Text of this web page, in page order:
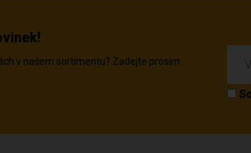
v našem sortimentu? Zadejte prosím